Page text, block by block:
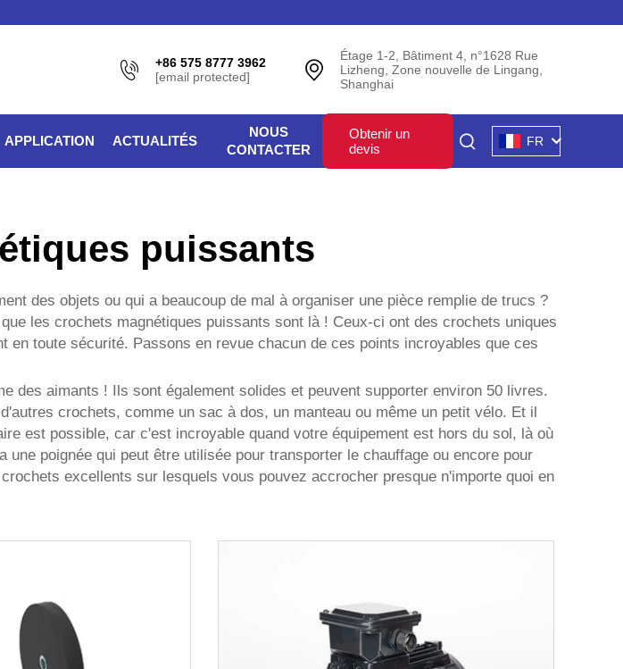
+86 575 8777 3962
[email protected]
Étage 1-2, Bâtiment 4, n°1628 Rue
Lizheng, Zone nouvelle de Lingang,
Shanghai
APPLICATION ACTUALITÉS
NOUS
CONTACTER
Obtenir un
devis
FR
puissants
des objets ou qui a beaucoup de mal à organiser une pièce remplie de trucs ?
les crochets magnétiques puissants sont là ! Ceux-ci ont des crochets uniques
toute sécurité. Passons en revue chacun de ces points incroyables que ces
des aimants ! Ils sont également solides et peuvent supporter environ 50 livres.
crochets, comme un sac à dos, un manteau ou même un petit vélo. Et il
est possible, car c'est incroyable quand votre équipement est hors du sol, là où
poignée qui peut être utilisée pour transporter le chauffage ou encore pour
excellents sur lesquels vous pouvez accrocher presque n'importe quoi en